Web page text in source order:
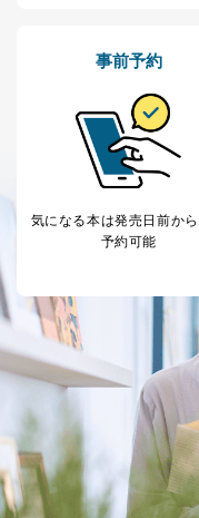
※上記の利用目的
ータ（開示対象個
開示等のご請求に
なお、6、7につい
各SNS運営会社様
３．個人情報の第三
当社は、取得した
本人の同意を得る
ません。ただし、
法令に基づく場合
人の生命､身体ま
場合であって、
公衆衛生の向上
に特に必要があ
とが困難である場
国の機関もしく
事前予約
気になる本は発売日前か
予約可能